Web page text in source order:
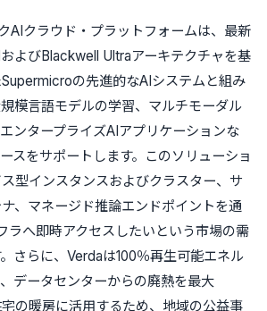
AIクラウド・プラットフォームは、最新
よびBlackwell Ultraアーキテクチャを基
の先進的なAIシステムと組み
模言語モデルの学習、マルチモーダル
ンタープライズAIアプリケーションな
スをサポートします。このソリューショ
型インスタンスおよびクラスター、サ
、マネージド推論エンドポイントを通
ラへ即時アクセスしたいという市場の需
さらに、Verdaは100％再生可能エネル
データセンターからの廃熱を最大
の暖房に活用するため、地域の公益事